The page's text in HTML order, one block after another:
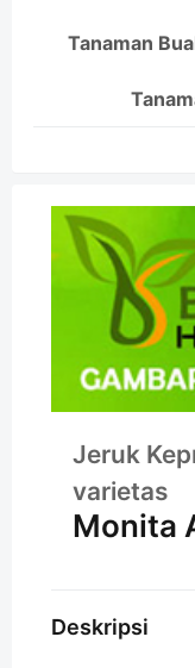
Tanaman
Jeruk
varietas
Monita
Deskripsi